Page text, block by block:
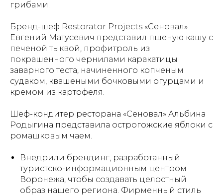
грибами.
Бренд-шеф Restorator Projects «Сеновал»
Евгений Матусевич представил пшеную кашу с
печеной тыквой, профитроль из
покрашенного чернилами каракатицы
заварного теста, начиненного копченым
судаком, квашеными бочковыми огурцами и
кремом из картофеля.
Шеф-кондитер ресторана «Сеновал» Альбина
Родыгина представила острогожские яблоки с
ромашковым чаем.
Внедрили брендинг, разработанный
туристско-информационным центром
Воронежа, чтобы создавать целостный
образ нашего региона. Фирменный стиль